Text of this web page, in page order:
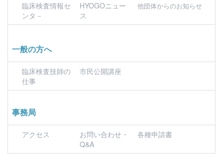
臨床検査情報セ
ンタ－
HYOGOニュー
ス
他団体からのお知らせ
一般の方へ
臨床検査技師の
仕事
市民公開講座
事務局
アクセス
お問い合わせ・
Q&A
各種申請書